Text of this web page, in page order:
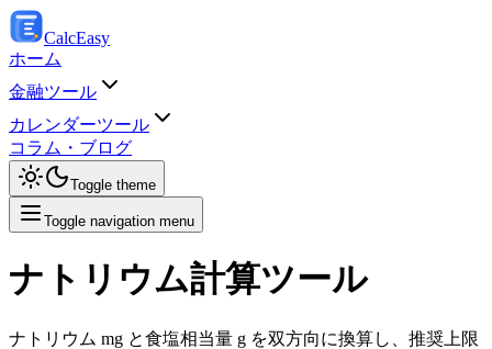
CalcEasy
ホーム
金融ツール
カレンダーツール
コラム・ブログ
Toggle theme
Toggle navigation menu
ナトリウム計算ツール
ナトリウム mg と食塩相当量 g を双方向に換算し、推奨上限